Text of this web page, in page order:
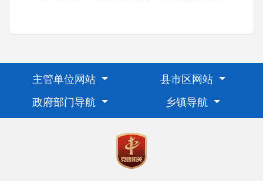
主管单位网站
县市区网站
政府部门导航
乡镇导航